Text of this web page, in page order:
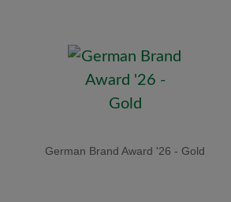
German Brand Award '26 - Gold